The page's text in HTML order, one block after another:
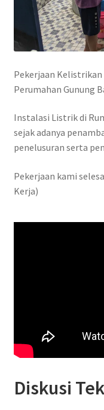
Pekerjaan
Perumahan Gunung
Instalasi Listrik di
sejak adanya
penelusuran serta
Pekerjaan kami
Kerja)
Diskusi